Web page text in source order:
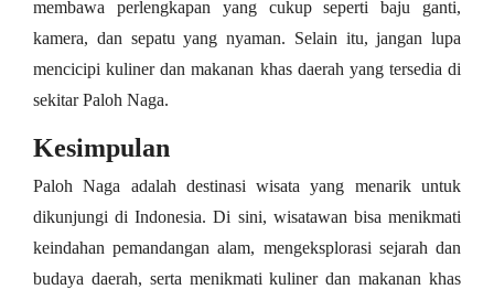
membawa perlengkapan yang cukup seperti baju ganti,
kamera, dan sepatu yang nyaman. Selain itu, jangan lupa
mencicipi kuliner dan makanan khas daerah yang tersedia di
sekitar Paloh Naga.
Kesimpulan
Paloh Naga adalah destinasi wisata yang menarik untuk
dikunjungi di Indonesia. Di sini, wisatawan bisa menikmati
keindahan pemandangan alam, mengeksplorasi sejarah dan
budaya daerah, serta menikmati kuliner dan makanan khas